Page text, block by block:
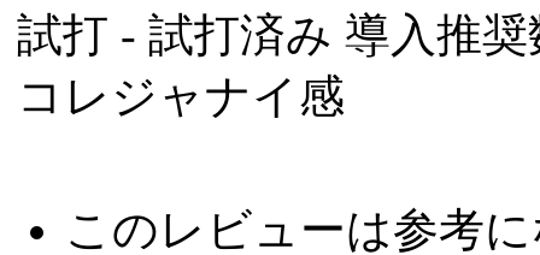
試打 - 試打済み 導入推
コレジャナイ感
このレビューは参考